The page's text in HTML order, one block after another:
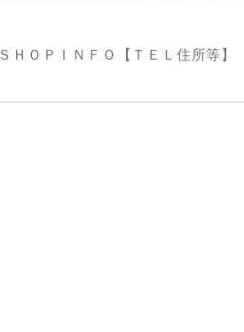
ＳＨＯＰＩＮＦＯ【ＴＥＬ住所等】